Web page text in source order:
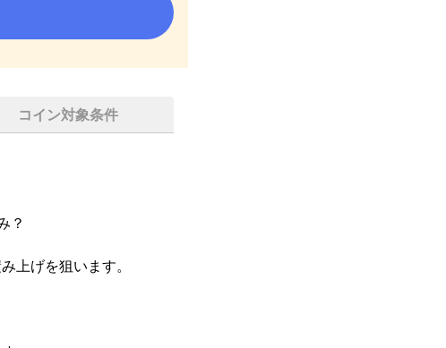
コイン対象条件
？
上げを狙います。